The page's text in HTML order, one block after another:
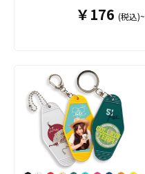
ラクターや作品のイラスト
ょう。 カプセルトイ用のグ
ッズとして小さめサイズの
アクリルスタンドも多くの
ご依頼をいただいておりま
す。また、アクリルは耐久
性にも優れていますので、
販売用のグッズはもちろ
ップ）」を、お客様のオリ
をご用意。お守りとしては
もちろん、ファッションの
ワンポイントにもなるアイ
テムですので、スポーツチ
ームの応援グッズ以外に
も、アニメグッズやアーテ
ィストグッズなど多用途で
￥176 (税込)~